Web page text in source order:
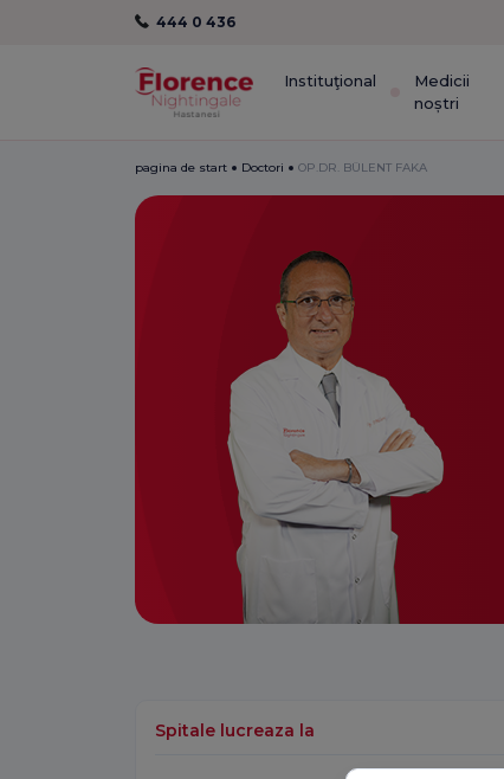
444 0 436
Instituţional
Medicii
noștri
pagina de start Doctori OP.DR. BÜLENT FAKA
Spitale lucreaza la